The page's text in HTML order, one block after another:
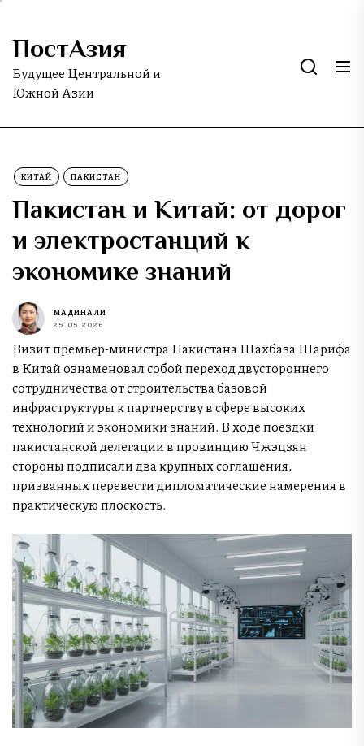
Skip
the
content
ПостАзия
Будущее Центральной и
Южной Азии
КИТАЙ ПАКИСТАН
Пакистан и Китай: от дорог
и электростанций к
экономике знаний
МАДИНА ЛИ
25.05.2026
Визит премьер-министра Пакистана Шахбаза Шарифа
в Китай ознаменовал собой переход двустороннего
сотрудничества от строительства базовой
инфраструктуры к партнерству в сфере высоких
технологий и экономики знаний. В ходе поездки
пакистанской делегации в провинцию Чжэцзян
стороны подписали два крупных соглашения,
призванных перевести дипломатические намерения в
практическую плоскость.